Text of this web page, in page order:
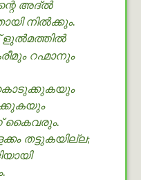
അദ്ൽ
നില്‍ക്കും.
റഹ്മാനും
കൈവരും.
തട്ടുകയില്ല;